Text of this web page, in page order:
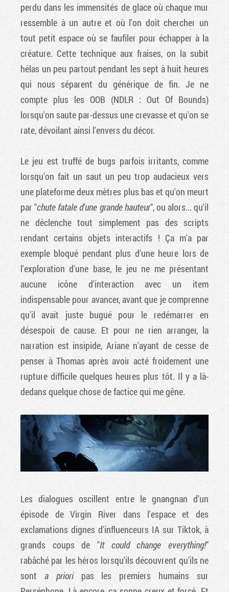
perdu dans les immensités de glace où chaque mur
ressemble à un autre et où l'on doit chercher un
tout petit espace où se faufiler pour échapper à la
créature. Cette technique aux fraises, on la subit
hélas un peu partout pendant les sept à huit heures
qui nous séparent du générique de fin. Je ne
compte plus les OOB (NDLR : Out Of Bounds)
lorsqu'on saute par-dessus une crevasse et qu'on se
rate, dévoilant ainsi l'envers du décor.
Le jeu est truffé de bugs parfois irritants, comme
lorsqu'on fait un saut un peu trop audacieux vers
une plateforme deux mètres plus bas et qu'on meurt
par "chute fatale d'une grande hauteur", ou alors... qu'il
ne déclenche tout simplement pas des scripts
rendant certains objets interactifs ! Ça m'a par
exemple bloqué pendant plus d'une heure lors de
l'exploration d'une base, le jeu ne me présentant
aucune icône d'interaction avec un item
indispensable pour avancer, avant que je comprenne
qu'il avait juste bugué pour le redémarrer en
désespoir de cause. Et pour ne rien arranger, la
narration est insipide, Ariane n'ayant de cesse de
penser à Thomas après avoir acté froidement une
rupture difficile quelques heures plus tôt. Il y a là-
dedans quelque chose de factice qui me gêne.
Les dialogues oscillent entre le gnangnan d'un
épisode de Virgin River dans l'espace et des
exclamations dignes d'influenceurs IA sur Tiktok, à
grands coups de "It could change everything!"
rabâché par les héros lorsqu'ils découvrent qu'ils ne
sont a prioripas les premiers humains sur